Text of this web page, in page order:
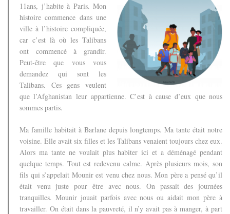
11ans, j’habite à Paris. Mon
histoire commence dans une
ville à l’histoire compliquée,
car c’est là où les Talibans
ont commencé à grandir.
Peut-être que vous vous
demandez qui sont les
Talibans. Ces gens veulent
que l’Afghanistan leur appartienne. C’est à cause d’eux que nous
sommes partis.
Ma famille habitait à Barlane depuis longtemps. Ma tante était notre
voisine. Elle avait six filles et les Talibans venaient toujours chez eux.
Alors ma tante ne voulait plus habiter ici et a déménagé pendant
quelque temps. Tout est redevenu calme. Après plusieurs mois, son
fils qui s’appelait Mounir est venu chez nous. Mon père a pensé qu’il
était venu juste pour être avec nous. On passait des journées
tranquilles. Mounir jouait parfois avec nous ou aidait mon père à
travailler. On était dans la pauvreté, il n’y avait pas à manger, à part